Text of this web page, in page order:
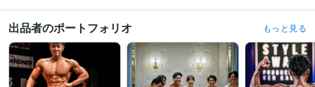
出品者のポートフォリオ もっと見る